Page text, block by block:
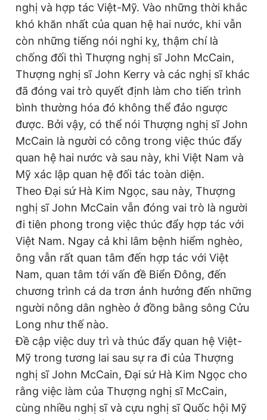
nghị và hợp tác Việt-Mỹ. Vào những thời khắc
khó khăn nhất của quan hệ hai nước, khi vẫn
còn những tiếng nói nghi kỵ, thậm chí là
chống đối thì Thượng nghị sĩ John McCain,
Thượng nghị sĩ John Kerry và các nghị sĩ khác
đã đóng vai trò quyết định làm cho tiến trình
bình thường hóa đó không thể đảo ngược
được. Bởi vậy, có thể nói Thượng nghị sĩ John
McCain là người có công trong việc thúc đẩy
quan hệ hai nước và sau này, khi Việt Nam và
Mỹ xác lập quan hệ đối tác toàn diện.
Theo Đại sứ Hà Kim Ngọc, sau này, Thượng
nghị sĩ John McCain vẫn đóng vai trò là người
đi tiên phong trong việc thúc đẩy hợp tác với
Việt Nam. Ngay cả khi lâm bệnh hiểm nghèo,
ông vẫn rất quan tâm đến hợp tác với Việt
Nam, quan tâm tới vấn đề Biển Đông, đến
chương trình cá da trơn ảnh hưởng đến những
người nông dân nghèo ở đồng bằng sông Cửu
Long như thế nào.
Đề cập việc duy trì và thúc đẩy quan hệ Việt-
Mỹ trong tương lai sau sự ra đi của Thượng
nghị sĩ John McCain, Đại sứ Hà Kim Ngọc cho
rằng việc làm của Thượng nghị sĩ McCain,
cùng nhiều nghị sĩ và cựu nghị sĩ Quốc hội Mỹ